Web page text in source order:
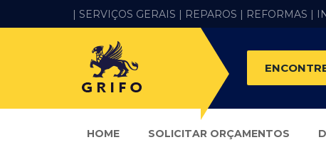
| SERVIÇOS GERAIS | REPAROS | REFORMAS |
HOME SOLICITAR ORÇAMENTOS